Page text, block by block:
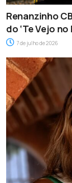
Renanzinho
do ‘Te Vejo no
7 de julho de 2026